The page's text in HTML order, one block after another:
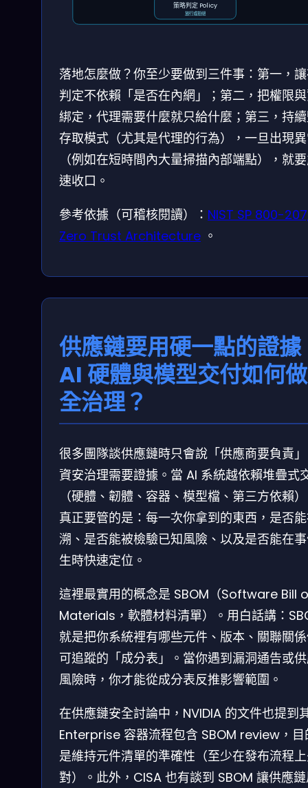
策略判定 Policy
放行或拒絕
落地怎麼做？你至少要做到三件事：第一，
判定不依賴「是否在內網」；第二，把權限
綁定，代理需要什麼就只給什麼；第三，持
存取模式（尤其是代理的行為），一旦出現
（例如在短時間內大量掃描內部端點），就
速收口。
參考依據（可稽核閱讀）： NIST SP 800-
Zero Trust Architecture 。
供應鏈要用硬一點的證據
AI 硬體與模型交付如何
全治理？
很多團隊談供應鏈時只會說「供應商要負責
資安治理需要證據。當 AI 系統越依賴堆疊式
（硬體、韌體、容器、模型檔、第三方依賴
真正要管的是：每一次你拿到的東西，是否
溯、是否能被檢驗已知風險、以及是否能在
生時快速定位。
這裡最實用的概念是 SBOM（Software Bill
Materials，軟體材料清單）。用白話講：
就是把你系統裡有哪些元件、版本、關聯關
可追蹤的「成分表」。當你遇到漏洞通告或
風險時，你才能從成分表反推影響範圍。
在供應鏈安全討論中，NVIDIA 的文件也提到
Enterprise 容器流程包含 SBOM review，目
是維持元件清單的準確性（至少在發布流程
對）。此外，CISA 也有談到 SBOM 讓供應